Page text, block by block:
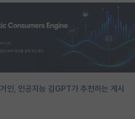
인, 인공지능 김GPT가 추천하는 게시